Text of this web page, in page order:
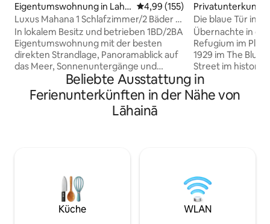
Eigentumswohnung in Lahai
na
Durchschnittliche Bewertung:
4,99 (155)
Luxus Mahana 1 Schlafzimmer/2 Bäder –
Tolle Aussicht – Kostenlose
Parkplätze/WLAN
In lokalem Besitz und betrieben 1BD/2BA
Eigentumswohnung mit der besten
direkten Strandlage, Panoramablick auf
das Meer, Sonnenuntergänge und
saisonale Walbeobachtung. Der
Eigentümer hat keine Kosten gescheut,
um diese Einheit zu renovieren, was sie
zu einer der schönsten Einheiten in ganz
Schlafzimmer bringen die
atemberaubende Aussicht und die
warme Sonne von Maui ins Innere,
während die zentrale Klimaanlage dich
Privatunterkunft
Die blaue Tür in
Vintage-
Schlafzimmer
Übernachte in
Refugium im
1929 im The Blue
Street im
private
Schlafzimmer
Helix-Bett, ein
zu Cafés,
dem ʻĪao
Minuten zum ʻĪao
Wanderungen
Beliebte Ausstattung in
Ferienunterkünften in der Nähe von
Lāhainā
Küche WLAN